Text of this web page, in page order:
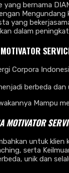
bernama
yang
dalam
Corpora
berbeda
Mampu
MOTIVATOR
untuk
serta
unik dan